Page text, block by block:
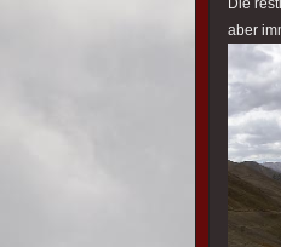
Die
aber